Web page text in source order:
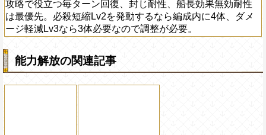
攻略で役立つ毎ターン回復、封じ耐性、船長効果無効耐性
は最優先。必殺短縮Lv2を発動するなら編成内に4体、ダメ
ージ軽減Lv3なら3体必要なので調整が必要。
能力解放の関連記事